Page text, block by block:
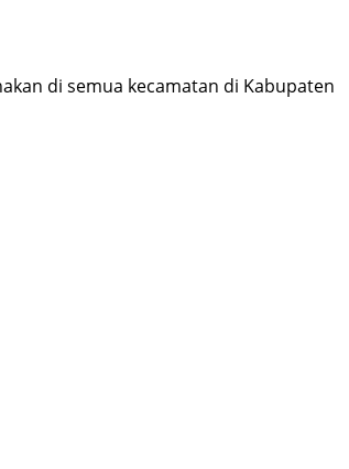
di semua kecamatan di Kabupaten